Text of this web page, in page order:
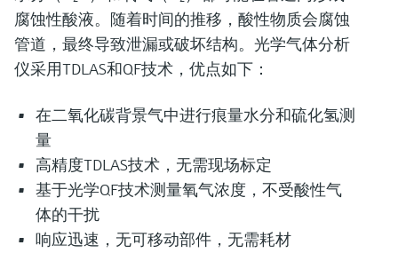
腐蚀性酸液。随着时间的推移，酸性物质会腐蚀
管道，最终导致泄漏或破坏结构。光学气体分析
仪采用TDLAS和QF技术，优点如下：
在二氧化碳背景气中进行痕量水分和硫化氢测
量
高精度TDLAS技术，无需现场标定
基于光学QF技术测量氧气浓度，不受酸性气
体的干扰
响应迅速，无可移动部件，无需耗材